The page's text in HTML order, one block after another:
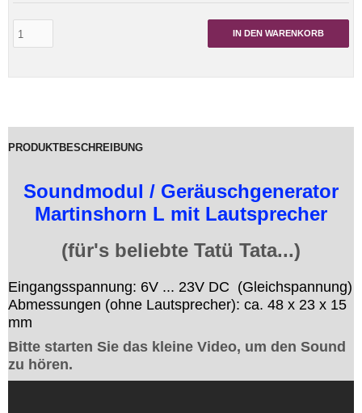
IN DEN WARENKORB
PRODUKTBESCHREIBUNG
Soundmodul / Geräuschgenerator
Martinshorn L mit Lautsprecher
(für's beliebte Tatü Tata...)
Eingangsspannung: 6V ... 23V DC (Gleichspannung)
Abmessungen (ohne Lautsprecher): ca. 48 x 23 x 15
mm
Bitte starten Sie das kleine Video, um den Sound
zu hören.